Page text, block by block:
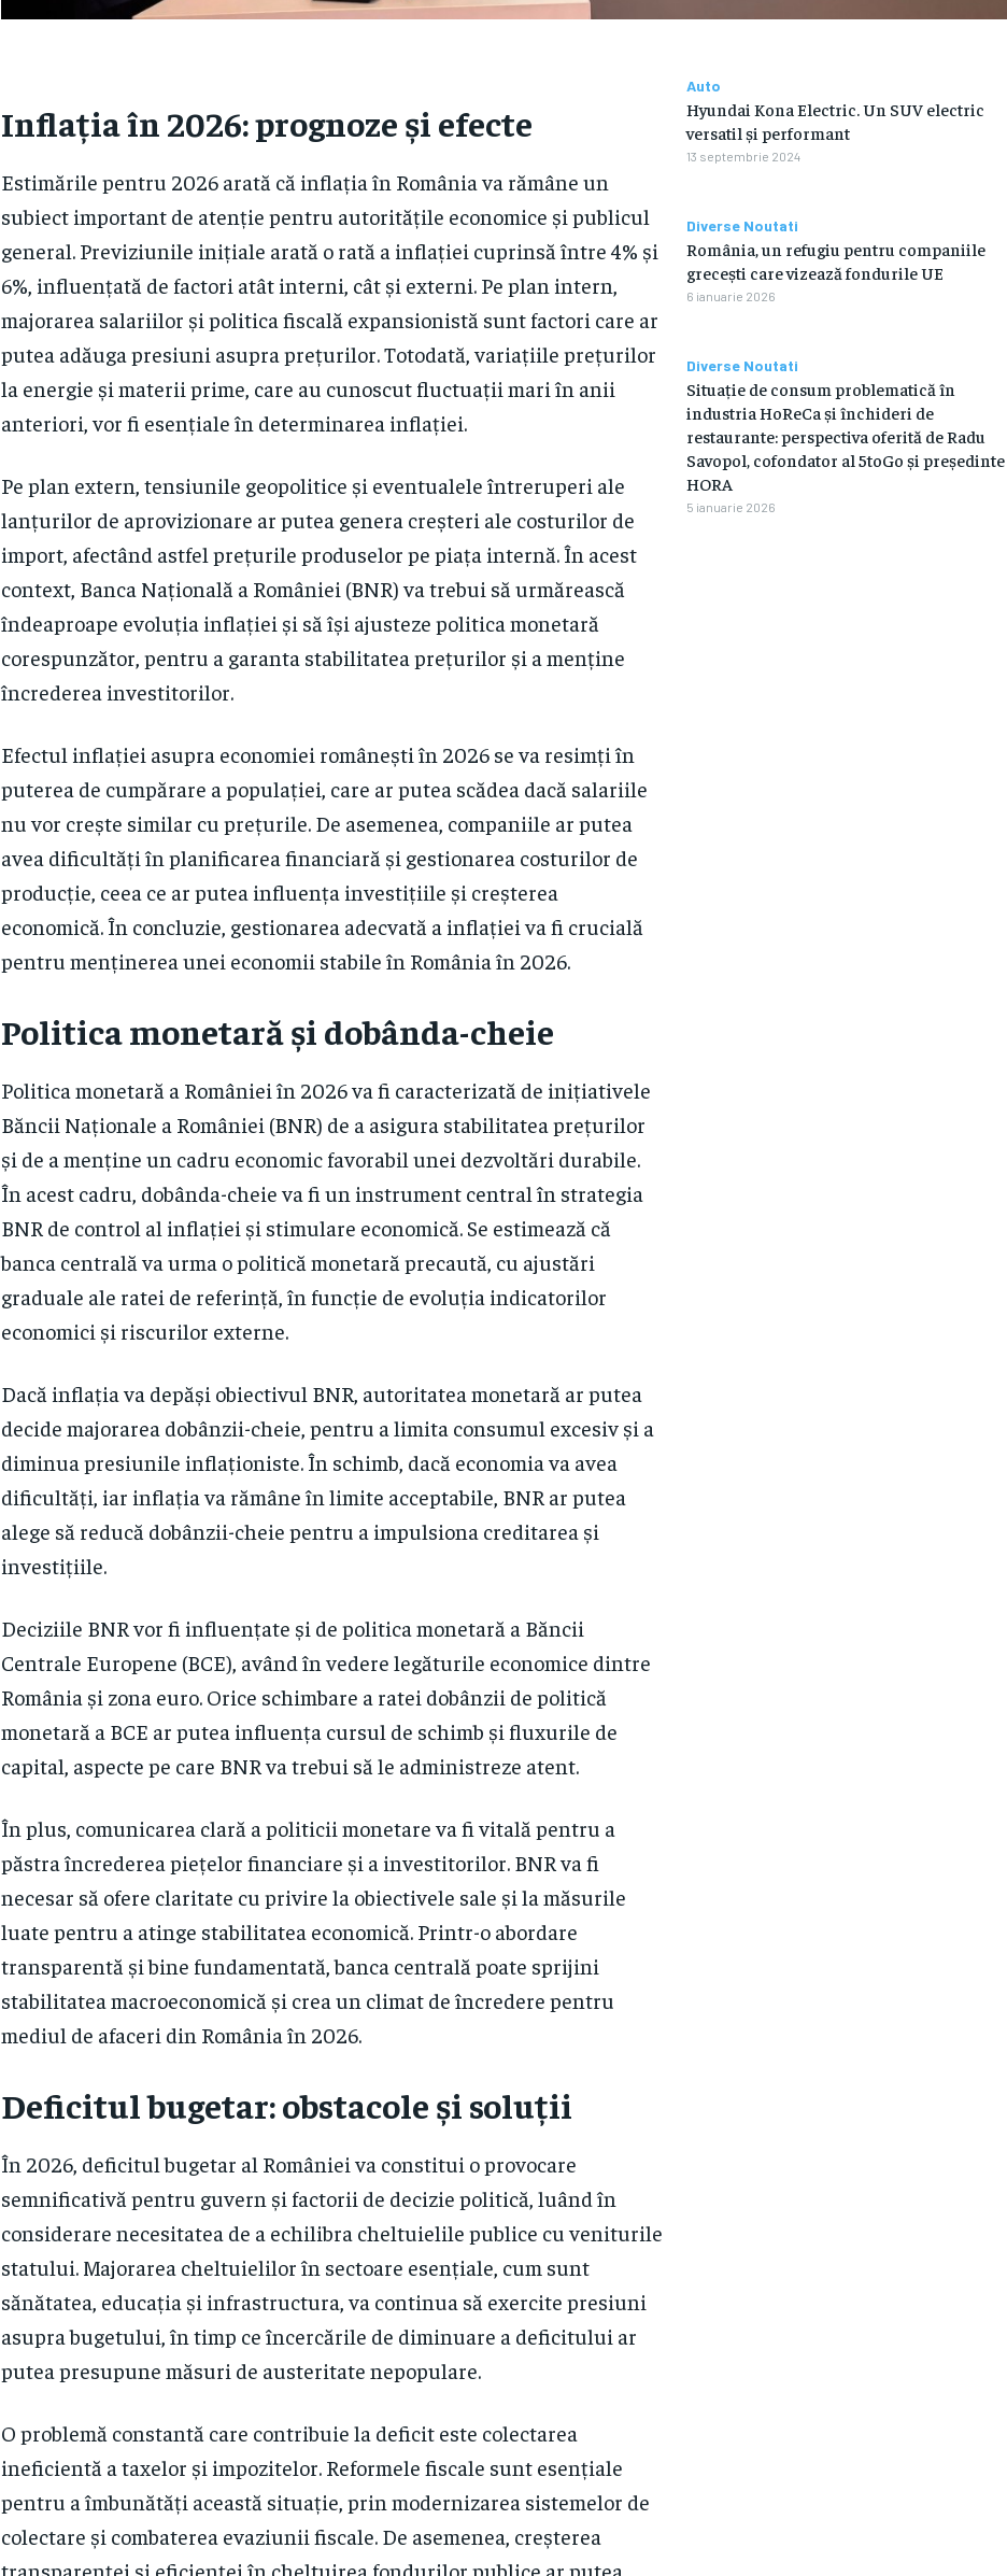
Inflația în 2026: prognoze și efecte
Estimările pentru 2026 arată că inflația în România va rămâne un
subiect important de atenție pentru autoritățile economice și publicul
general. Previziunile inițiale arată o rată a inflației cuprinsă între 4% și
6%, influențată de factori atât interni, cât și externi. Pe plan intern,
majorarea salariilor și politica fiscală expansionistă sunt factori care ar
putea adăuga presiuni asupra prețurilor. Totodată, variațiile prețurilor
la energie și materii prime, care au cunoscut fluctuații mari în anii
anteriori, vor fi esențiale în determinarea inflației.
Pe plan extern, tensiunile geopolitice și eventualele întreruperi ale
lanțurilor de aprovizionare ar putea genera creșteri ale costurilor de
import, afectând astfel prețurile produselor pe piața internă. În acest
context, Banca Națională a României (BNR) va trebui să urmărească
îndeaproape evoluția inflației și să își ajusteze politica monetară
corespunzător, pentru a garanta stabilitatea prețurilor și a menține
încrederea investitorilor.
Efectul inflației asupra economiei românești în 2026 se va resimți în
puterea de cumpărare a populației, care ar putea scădea dacă salariile
nu vor crește similar cu prețurile. De asemenea, companiile ar putea
avea dificultăți în planificarea financiară și gestionarea costurilor de
producție, ceea ce ar putea influența investițiile și creșterea
economică. În concluzie, gestionarea adecvată a inflației va fi crucială
pentru menținerea unei economii stabile în România în 2026.
Politica monetară și dobânda-cheie
Politica monetară a României în 2026 va fi caracterizată de inițiativele
Băncii Naționale a României (BNR) de a asigura stabilitatea prețurilor
și de a menține un cadru economic favorabil unei dezvoltări durabile.
În acest cadru, dobânda-cheie va fi un instrument central în strategia
BNR de control al inflației și stimulare economică. Se estimează că
banca centrală va urma o politică monetară precaută, cu ajustări
graduale ale ratei de referință, în funcție de evoluția indicatorilor
economici și riscurilor externe.
Dacă inflația va depăși obiectivul BNR, autoritatea monetară ar putea
decide majorarea dobânzii-cheie, pentru a limita consumul excesiv și a
diminua presiunile inflaționiste. În schimb, dacă economia va avea
dificultăți, iar inflația va rămâne în limite acceptabile, BNR ar putea
alege să reducă dobânzii-cheie pentru a impulsiona creditarea și
investițiile.
Deciziile BNR vor fi influențate și de politica monetară a Băncii
Centrale Europene (BCE), având în vedere legăturile economice dintre
România și zona euro. Orice schimbare a ratei dobânzii de politică
monetară a BCE ar putea influența cursul de schimb și fluxurile de
capital, aspecte pe care BNR va trebui să le administreze atent.
În plus, comunicarea clară a politicii monetare va fi vitală pentru a
păstra încrederea piețelor financiare și a investitorilor. BNR va fi
necesar să ofere claritate cu privire la obiectivele sale și la măsurile
luate pentru a atinge stabilitatea economică. Printr-o abordare
transparentă și bine fundamentată, banca centrală poate sprijini
stabilitatea macroeconomică și crea un climat de încredere pentru
mediul de afaceri din România în 2026.
Deficitul bugetar: obstacole și soluții
În 2026, deficitul bugetar al României va constitui o provocare
semnificativă pentru guvern și factorii de decizie politică, luând în
considerare necesitatea de a echilibra cheltuielile publice cu veniturile
statului. Majorarea cheltuielilor în sectoare esențiale, cum sunt
sănătatea, educația și infrastructura, va continua să exercite presiuni
asupra bugetului, în timp ce încercările de diminuare a deficitului ar
putea presupune măsuri de austeritate nepopulare.
O problemă constantă care contribuie la deficit este colectarea
ineficientă a taxelor și impozitelor. Reformele fiscale sunt esențiale
pentru a îmbunătăți această situație, prin modernizarea sistemelor de
colectare și combaterea evaziunii fiscale. De asemenea, creșterea
transparenței și eficienței în cheltuirea fondurilor publice ar putea
Auto
Hyundai Kona Electric. Un SUV electric
versatil și performant
13 septembrie 2024
Diverse Noutati
România, un refugiu pentru companiile
grecești care vizează fondurile UE
6 ianuarie 2026
Diverse Noutati
Situație de consum problematică în
industria HoReCa și închideri de
restaurante: perspectiva oferită de Radu
Savopol, cofondator al 5toGo și președinte
HORA
5 ianuarie 2026